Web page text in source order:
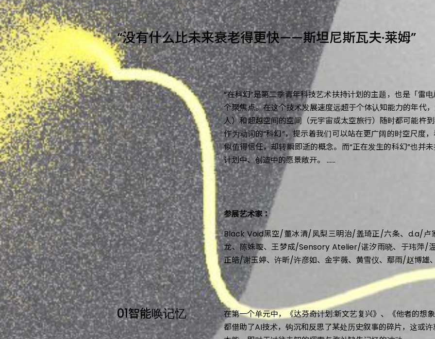
“没有什么比未来衰老得更快——斯坦尼斯瓦夫·莱姆”
“在科幻”是第二季青年科技艺术扶持计划的主题，也是「雷
个聚焦点。在这个技术发展速度远超于个体认知能力的年代
人）和超越空间的空间（元宇宙或太空旅行）随时都可能杵
作为动词的“科幻”，提示着我们可以站在更广阔的时空尺度
似值得信任，却转瞬即逝的概念。而“正在发生的科幻”也并
计划中、创造中的愿景敞开。
参展艺术家：
Black Void黑空/董冰清/凤梨三明治/盖琦正/六条、d.a/
龙、陈姝璇、王梦成/Sensory Atelier/谌汐雨晓、于玮萍/
正皓/谢玉婷、许昕/许彦如、金宇薇、黄雪仪、鄢雨/赵博雄
01智能唤记忆
在第一个单元中，《达芬奇计划:新文艺复兴》、《他者的想
都借助了AI技术，钩沉和反思了某处历史叙事的碎片，这或